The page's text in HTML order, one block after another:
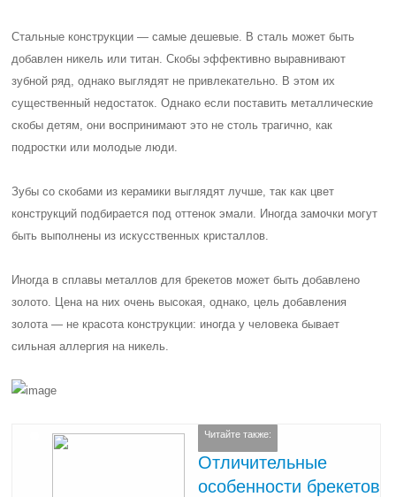
Стальные конструкции — самые дешевые. В сталь может быть
добавлен никель или титан. Скобы эффективно выравнивают
зубной ряд, однако выглядят не привлекательно. В этом их
существенный недостаток. Однако если поставить металлические
скобы детям, они воспринимают это не столь трагично, как
подростки или молодые люди.
Зубы со скобами из керамики выглядят лучше, так как цвет
конструкций подбирается под оттенок эмали. Иногда замочки могут
быть выполнены из искусственных кристаллов.
Иногда в сплавы металлов для брекетов может быть добавлено
золото. Цена на них очень высокая, однако, цель добавления
золота — не красота конструкции: иногда у человека бывает
сильная аллергия на никель.
Читайте также:
Отличительные
особенности брекетов